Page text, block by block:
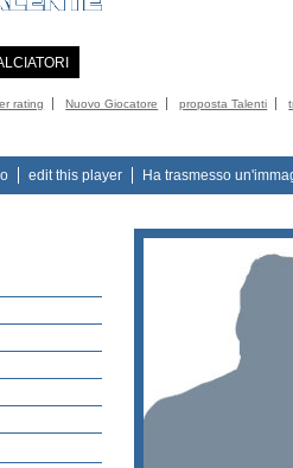
rating Nuovo Giocatore proposta Talenti
edit this player Ha trasmesso